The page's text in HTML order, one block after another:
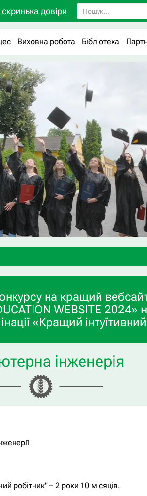
довіри
Виховна робота Бібліотека
на кращий
WEBSITE
«Кращий
інженерія
робітник" – 2 роки 10 місяців.